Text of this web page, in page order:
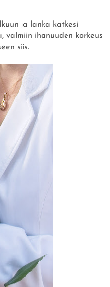
ja lanka katkesi
valmiin ihanuuden korkeus
siis.